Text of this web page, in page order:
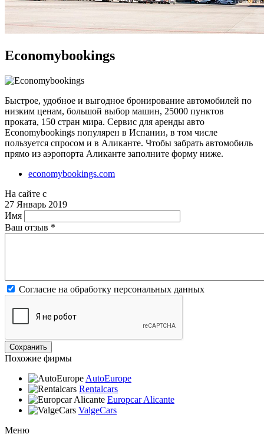
Economybookings
Быстрое, удобное и выгодное бронирование автомобилей по
низким ценам, большой выбор машин, 25000 пунктов
проката, 150 стран мира. Сервис для аренды авто
Economybookings популярен в Испании, в том числе
пользуется спросом и в Аликанте. Чтобы забрать автомобиль
прямо из аэропорта Аликанте заполните форму ниже.
economybookings.com
На сайте с
27 Январь 2019
Имя
Ваш отзыв *
Согласие на обработку персональных данных
Похожие фирмы
AutoEurope
Rentalcars
Europcar Alicante
ValgeCars
Меню